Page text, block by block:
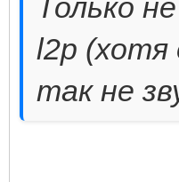
Только
l2p (хотя
так не